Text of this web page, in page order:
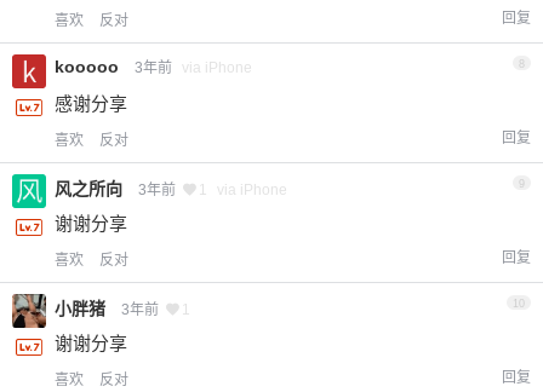
喜欢 反对 回复
kooooo 3年前 via iPhone
感谢分享
喜欢 反对 回复
风之所向 3年前 1 via iPhone 9
谢谢分享
喜欢 反对 回复
小胖猪 3年前 1
谢谢分享
喜欢 反对 回复